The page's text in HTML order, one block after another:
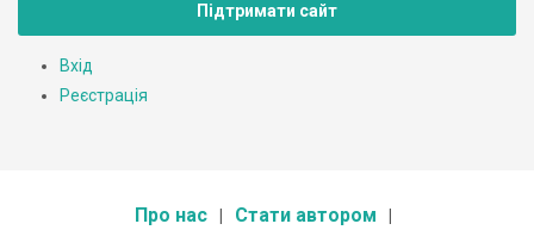
Підтримати сайт
Вхід
Реєстрація
Про нас Стати автором